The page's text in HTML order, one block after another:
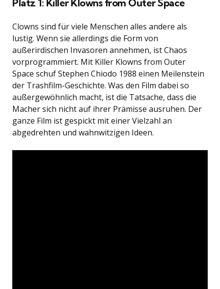
Platz 1: Killer Klowns from Outer Space
Clowns sind für viele Menschen alles andere als
lustig. Wenn sie allerdings die Form von
außerirdischen Invasoren annehmen, ist Chaos
vorprogrammiert. Mit Killer Klowns from Outer
Space schuf Stephen Chiodo 1988 einen Meilenstein
der Trashfilm-Geschichte. Was den Film dabei so
außergewöhnlich macht, ist die Tatsache, dass die
Macher sich nicht auf ihrer Prämisse ausruhen. Der
ganze Film ist gespickt mit einer Vielzahl an
abgedrehten und wahnwitzigen Ideen.